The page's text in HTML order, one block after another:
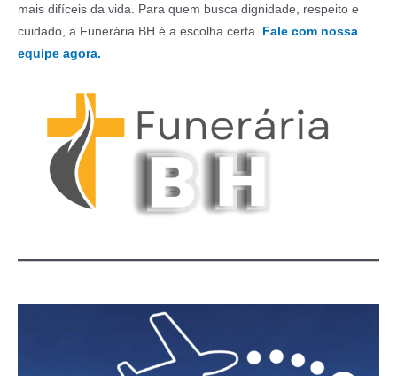
mais difíceis da vida. Para quem busca dignidade, respeito e
cuidado, a Funerária BH é a escolha certa. Fale com nossa
equipe agora.